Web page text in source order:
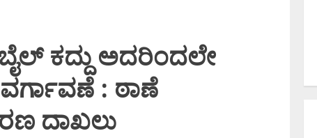
ಕದ್ದು ಅದರಿಂದಲೇ
: ಠಾಣೆ
ದಾಖಲು